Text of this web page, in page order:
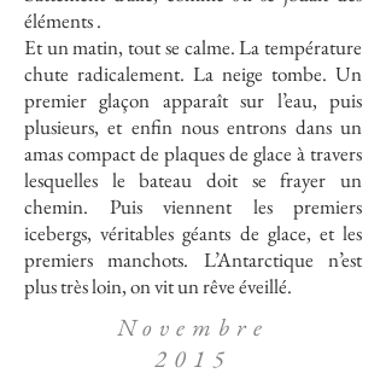
éléments .
Et un matin, tout se calme. La température
chute radicalement. La neige tombe. Un
premier glaçon apparaît sur l’eau, puis
plusieurs, et enfin nous entrons dans un
amas compact de plaques de glace à travers
lesquelles le bateau doit se frayer un
chemin. Puis viennent les premiers
icebergs, véritables géants de glace, et les
premiers manchots. L’Antarctique n’est
plus très loin, on vit un rêve éveillé.
Novembre
2015